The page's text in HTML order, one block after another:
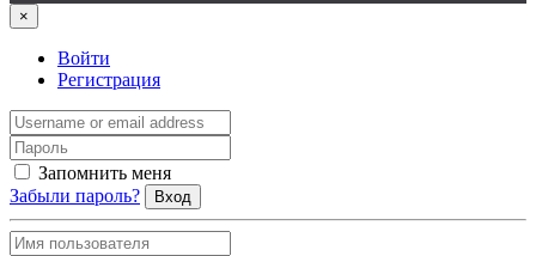
×
Войти
Регистрация
Запомнить меня
Забыли пароль?
Вход